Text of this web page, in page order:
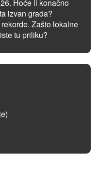
Hoće li konačno
izvan grada?
Zašto lokalne
tu priliku?